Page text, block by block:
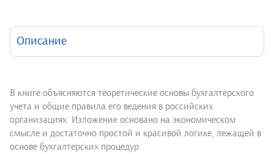
Описание
В книге объясняются теоретические основы бухгалтерского
учета и общие правила его ведения в российских
организациях. Изложение основано на экономическом
смысле и достаточно простой и красивой логике, лежащей в
основе бухгалтерских процедур.